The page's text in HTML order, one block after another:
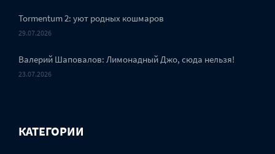
Tormentum 2: уют родных кошмаров
29.07.2026
Валерий Шаповалов: Лимонадный Джо, сюда нельзя!
23.07.2026
КАТЕГОРИИ